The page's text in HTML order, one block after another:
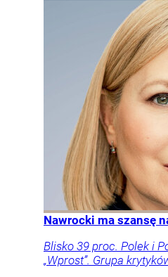
Nawrocki ma szansę
Blisko 39 proc. Polek i
„Wprost”. Grupa